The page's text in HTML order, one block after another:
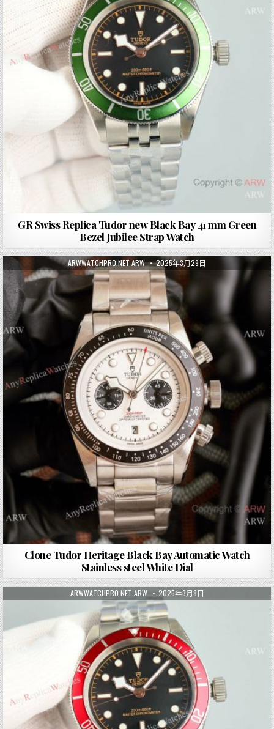
GR Swiss Replica Tudor new Black Bay 41 mm Green
Bezel Jubilee Strap Watch
ARWWATCHPRO.NET ARW 2025年3月29日
Clone Tudor Heritage Black Bay Automatic Watch
Stainless steel White Dial
ARWWATCHPRO.NET ARW 2025年3月8日